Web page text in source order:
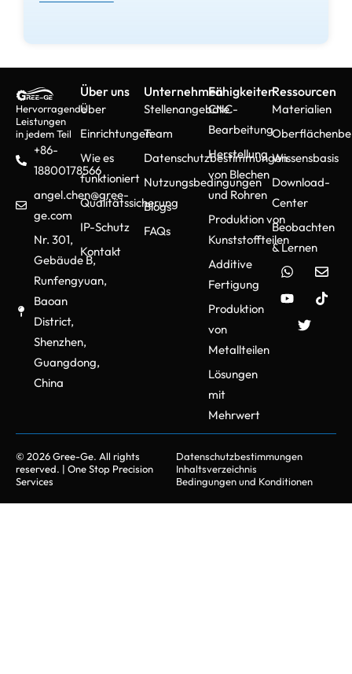
Hervorragende
Leistungen
in jedem Teil
+86-
18800178566
angel.chen@gree-
ge.com
Nr. 301,
Gebäude B,
Runfengyuan,
Baoan
District,
Shenzhen,
Guangdong,
China
Über uns
Über
Einrichtungen
Wie es
funktioniert
Qualitätssicherung
IP-Schutz
Kontakt
Unternehmen
Stellenangebote
Team
Datenschutzbestimmungen
Nutzungsbedingungen
Blogs
FAQs
Fähigkeiten
CNC-
Bearbeitung
Herstellung
von Blechen
und Rohren
Produktion von
Kunststoffteilen
Additive
Fertigung
Produktion
von
Metallteilen
Lösungen
mit
Mehrwert
Ressourcen
Materialien
Wissensbasis
Download-
Center
Beobachten
& Lernen
© 2026 Gree-Ge. All rights
reserved. | One Stop Precision
Services
Datenschutzbestimmungen
Inhaltsverzeichnis
Bedingungen und Konditionen